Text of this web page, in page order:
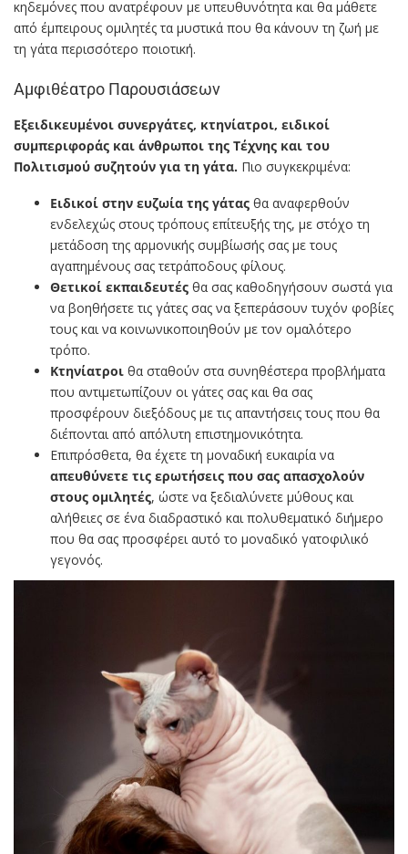
κηδεμόνες που ανατρέφουν µε υπευθυνότητα και θα μάθετε
από έμπειρους ομιλητές τα μυστικά που θα κάνουν τη ζωή µε
τη γάτα περισσότερο ποιοτική.
Αμφιθέατρο Παρουσιάσεων
Εξειδικευμένοι συνεργάτες, κτηνίατροι, ειδικοί
συμπεριφοράς και άνθρωποι της Τέχνης και του
Πολιτισμού συζητούν για τη γάτα. Πιο συγκεκριμένα:
Ειδικοί στην ευζωία της γάτας θα αναφερθούν
ενδελεχώς στους τρόπους επίτευξής της, με στόχο τη
μετάδοση της αρμονικής συμβίωσής σας με τους
αγαπημένους σας τετράποδους φίλους.
Θετικοί εκπαιδευτές θα σας καθοδηγήσουν σωστά για
να βοηθήσετε τις γάτες σας να ξεπεράσουν τυχόν φοβίες
τους και να κοινωνικοποιηθούν με τον ομαλότερο
τρόπο.
Κτηνίατροι θα σταθούν στα συνηθέστερα προβλήματα
που αντιμετωπίζουν οι γάτες σας και θα σας
προσφέρουν διεξόδους με τις απαντήσεις τους που θα
διέπονται από απόλυτη επιστημονικότητα.
Επιπρόσθετα, θα έχετε τη μοναδική ευκαιρία να
απευθύνετε τις ερωτήσεις που σας απασχολούν
στους ομιλητές, ώστε να ξεδιαλύνετε μύθους και
αλήθειες σε ένα διαδραστικό και πολυθεματικό διήμερο
που θα σας προσφέρει αυτό το μοναδικό γατοφιλικό
γεγονός.